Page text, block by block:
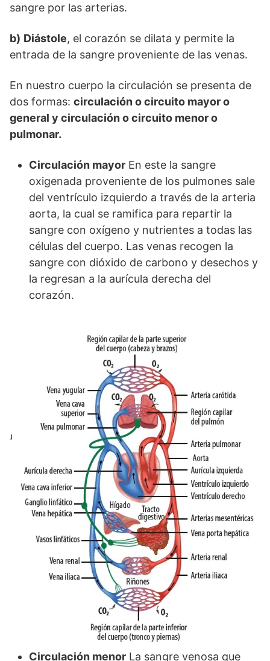
sangre por las arterias.
b) Diástole, el corazón se dilata y permite la
entrada de la sangre proveniente de las venas.
En nuestro cuerpo la circulación se presenta de
dos formas: circulación o circuito mayor o
general y circulación o circuito menor o
pulmonar.
Circulación mayor En este la sangre
oxigenada proveniente de los pulmones sale
del ventrículo izquierdo a través de la arteria
aorta, la cual se ramifica para repartir la
sangre con oxígeno y nutrientes a todas las
células del cuerpo. Las venas recogen la
sangre con dióxido de carbono y desechos y
la regresan a la aurícula derecha del
corazón.
Circulación menor La sangre venosa que